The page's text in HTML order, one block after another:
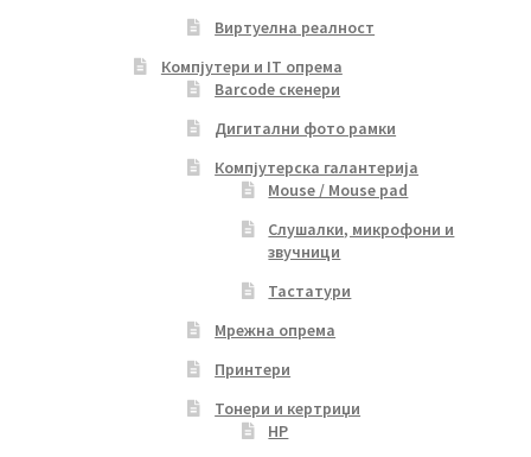
Виртуелна реалност
Компјутери и IT опрема
Barcode скенери
Дигитални фото рамки
Компјутерска галантерија
Mouse / Mouse pad
Слушалки, микрофони и
звучници
Тастатури
Мрежна опрема
Принтери
Тонери и кертриџи
HP